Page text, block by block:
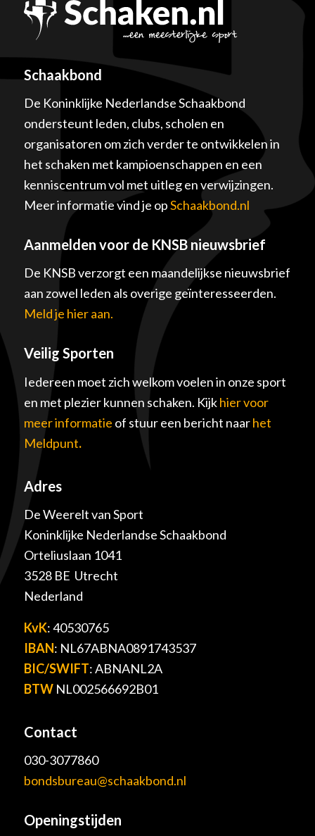
Schaakbond
De Koninklijke Nederlandse Schaakbond
ondersteunt leden, clubs, scholen en
organisatoren om zich verder te ontwikkelen in
het schaken met kampioenschappen en een
kenniscentrum vol met uitleg en verwijzingen.
Meer informatie vind je opSchaakbond.nl
Aanmelden voor de KNSB nieuwsbrief
De KNSB verzorgt een maandelijkse nieuwsbrief
aan zowel leden als overige geïnteresseerden.
Meld je hier aan.
Veilig Sporten
Iedereen moet zich welkom voelen in onze sport
en met plezier kunnen schaken. Kijkhier voor
meer informatie of stuur een bericht naarhet
Meldpunt.
Adres
De Weerelt van Sport
Koninklijke Nederlandse Schaakbond
Orteliuslaan 1041
3528 BE Utrecht
Nederland
KvK: 40530765
IBAN: NL67ABNA0891743537
BIC/SWIFT: ABNANL2A
BTWNL002566692B01
Contact
030-3077860
bondsbureau@schaakbond.nl
Openingstijden